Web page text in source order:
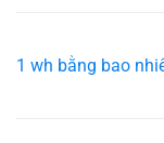
1 wh bằng bao